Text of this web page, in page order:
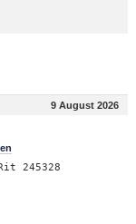
9 August 2026
245328